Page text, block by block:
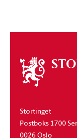
Om
stortinget
Stortinget
Postboks 1700
0026 Oslo